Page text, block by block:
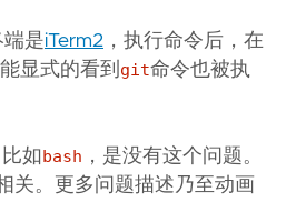
是iTerm2 ，执行命令后，在
显式的看到 git命令也被执
如bash ，是没有这个问题。
关。更多问题描述乃至动画